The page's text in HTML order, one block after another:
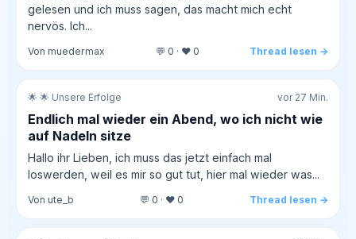
gelesen und ich muss sagen, das macht mich echt
nervös. Ich...
Von muedermax 💬 0 · ❤️ 0 Thread lesen →
🌟 🌟 Unsere Erfolge vor 27 Min.
Endlich mal wieder ein Abend, wo ich nicht wie
auf Nadeln sitze
Hallo ihr Lieben, ich muss das jetzt einfach mal
loswerden, weil es mir so gut tut, hier mal wieder was...
Von ute_b 💬 0 · ❤️ 0 Thread lesen →